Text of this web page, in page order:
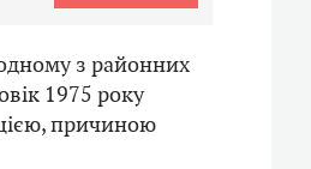
з районних
1975 року
причиною